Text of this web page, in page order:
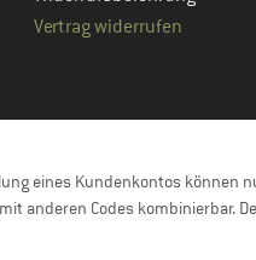
Vertrag widerrufen
eines Kundenkontos können
anderen Codes kombinierbar.